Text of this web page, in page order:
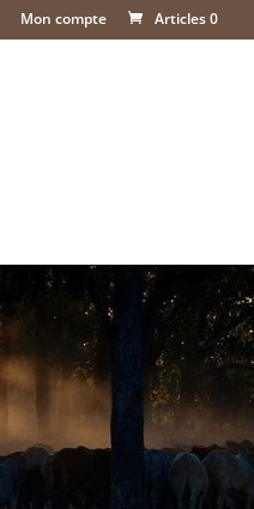
Mon compte Articles 0